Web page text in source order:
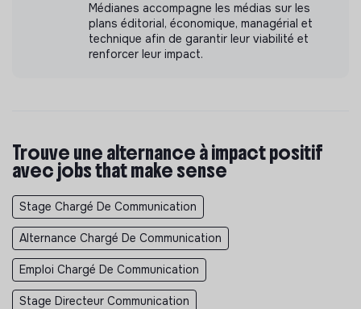
Médianes accompagne les médias sur les
plans éditorial, économique, managérial et
technique afin de garantir leur viabilité et
renforcer leur impact.
Trouve une alternance à impact positif
avec jobs that make sense
Stage Chargé De Communication
Alternance Chargé De Communication
Emploi Chargé De Communication
Stage Directeur Communication